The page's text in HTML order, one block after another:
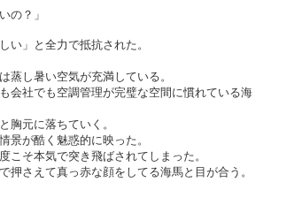
の？」
」と全力で抵抗された。
し暑い空気が充満している。
会社でも空調管理が完璧な空間に慣れている海
胸元に落ちていく。
が酷く魅惑的に映った。
そ本気で突き飛ばされてしまった。
さえて真っ赤な顔をしてる海馬と目が合う。